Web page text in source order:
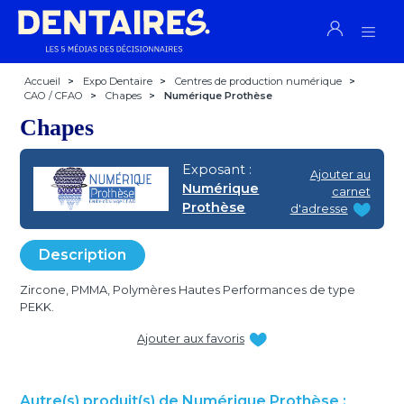
Accueil > Expo Dentaire > Centres de production numérique
>
CAO / CFAO
> Chapes > Numérique Prothèse
Chapes
Exposant :
Numérique
Prothèse
Ajouter au
carnet
d'adresse
Description
Zircone, PMMA, Polymères Hautes Performances de type
PEKK.
Ajouter aux favoris
Autre(s) produit(s) de Numérique Prothèse :